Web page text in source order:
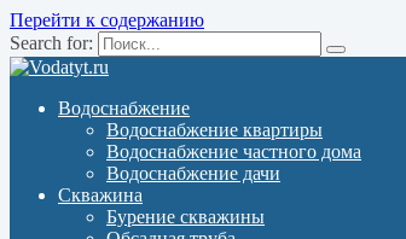
Перейти к содержанию
Search for:
Водоснабжение
Водоснабжение квартиры
Водоснабжение частного дома
Водоснабжение дачи
Скважина
Бурение скважины